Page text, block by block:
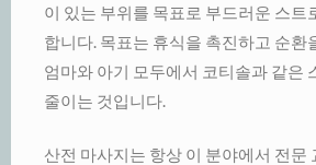
이 있는 부위를 목표로 부드러운 스트
합니다. 목표는 휴식을 촉진하고 순환
엄마와 아기 모두에서 코티솔과 같은
줄이는 것입니다.
산전 마사지는 항상 이 분야에서 전문